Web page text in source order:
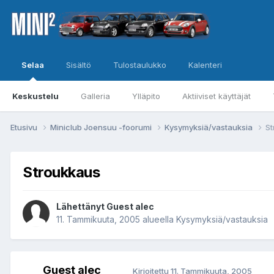
Selaa
Keskustelu Galleria Ylläpito Aktiiviset käyttäjät
Sisältö Tulostaulukko Kalenteri
Etusivu Miniclub Joensuu -foorumi Kysymyksiä/vastauksia
Stroukkaus
Lähettänyt Guest alec
11. Tammikuuta, 2005 alueella Kysymyksiä/vastauksia
Guest alec Kirjoitettu 11. Tammikuuta, 2005